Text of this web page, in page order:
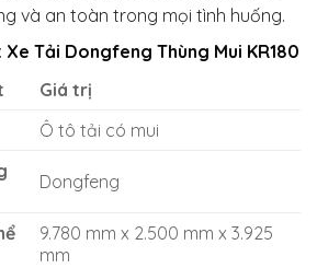
và an toàn trong mọi tình huống.
Tải Dongfeng Thùng Mui KR180
Giá trị
Ô tô tải có mui
Dongfeng
9.780 mm x 2.500 mm x 3.925
mm